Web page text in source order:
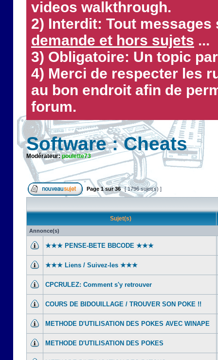
videos walkthrough.
2) Interdit: Tout
demande et hors sujets ...
3) Obligatoire: Un topic
4) Merci de respecter les
au bon endroit afin de
forum.
Software : Cheats
Modérateur:poulette73
Page1sur36 [ 1796 sujet(s) ]
Sujet(s)
Annonce(s)
★★★ PENSE-BETE BBCODE ★★★
★★★ Liens / Suivez-les ★★★
CPCRULEZ: Comment s'y retrouver‎
COURS DE BIDOUILLAGE / TROUVER SON POKE !!
METHODE D'UTILISATION DES POKES AVEC WINAPE
METHODE D'UTILISATION DES POKES